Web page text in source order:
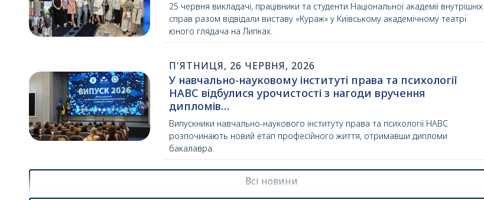
25 червня викладачі, працівники та студенти Національної академії внутрішніх
справ разом відвідали виставу «Кураж» у Київському академічному театрі
юного глядача на Липках.
П'ЯТНИЦЯ, 26 ЧЕРВНЯ, 2026
У навчально-науковому інституті права та психології
НАВС відбулися урочистості з нагоди вручення
дипломів…
Випускники навчально-наукового інституту права та психології НАВС
розпочинають новий етап професійного життя, отримавши дипломи
бакалавра.
Всі новини